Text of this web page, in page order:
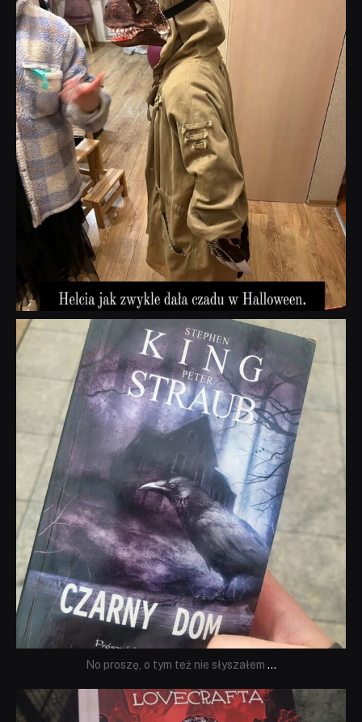
Lis 1
dobryhorror
Wrz 23
No proszę, o tym też nie słyszałem ...
dobryhorror
Wrz 19